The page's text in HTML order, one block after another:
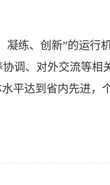
练、创新”的运行
调、对外交流等相
平达到省内先进，